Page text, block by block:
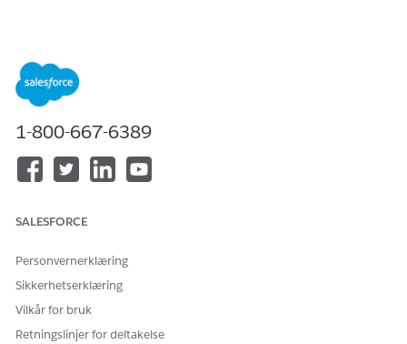
i
å opprette og redigere
før du kan utføre disse trinnene.
Gå tilObjektbehandling
Skriv innØkonomikonto
Økonomikonto
Klikk påØkonomikonto (bank)oppsett
Skriv inn kildesystem-ID
1-800-667-6389
SALESFORCE
Personvernerklæring
Sikkerhetserklæring
Vilkår for bruk
Retningslinjer for deltakelse